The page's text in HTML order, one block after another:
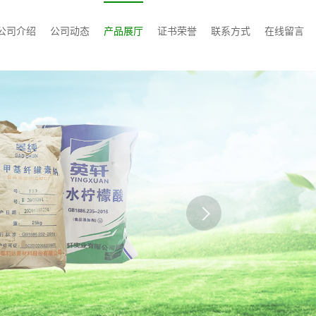
司介绍 公司动态 产品展厅 证书荣誉 联系方式 在线留言